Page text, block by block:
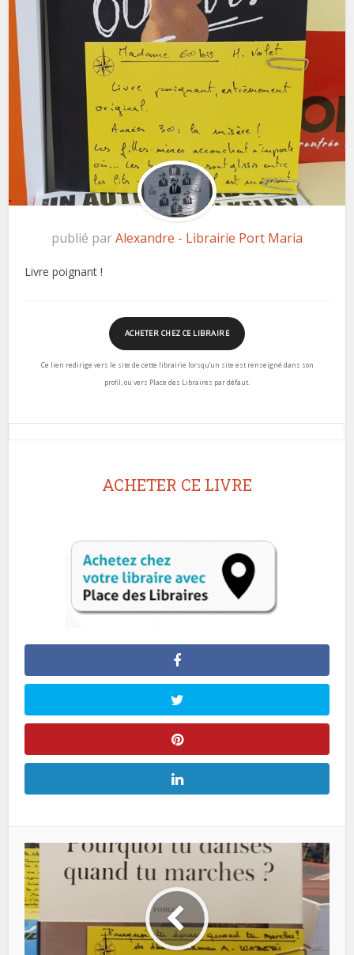
publié parAlexandre - Librairie Port Maria
Livre poignant !
ACHETER CHEZ CE LIBRAIRE
Ce lien redirige vers le site de cette librairie lorsqu’un site est renseigné dans son
profil, ou vers Place des Libraires par défaut.
ACHETER CE LIVRE